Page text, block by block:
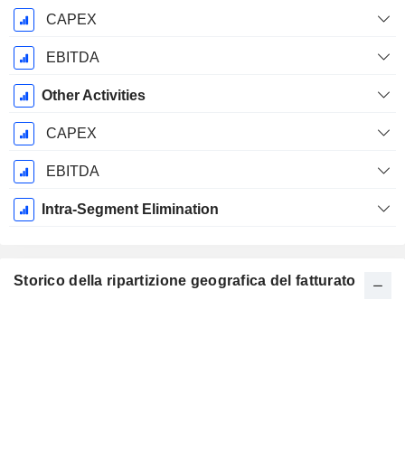
CAPEX
EBITDA
Other Activities
CAPEX
EBITDA
Intra-Segment Elimination
Storico della ripartizione geografica del fatturato